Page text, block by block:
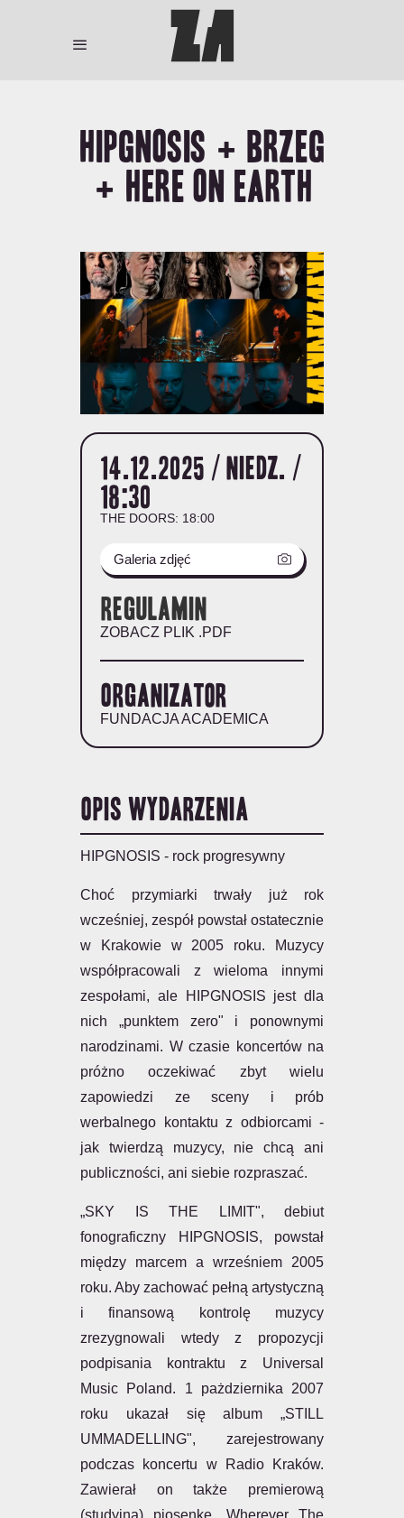
Hipgnosis + Brzeg
+ Here on Earth
14.12.2025 / niedz. /
18:30
THE DOORS: 18:00
Galeria zdjęć
Regulamin
ZOBACZ PLIK .PDF
Organizator
FUNDACJA ACADEMICA
OPIS WYDARZENIA
HIPGNOSIS - rock progresywny
Choć przymiarki trwały już rok
wcześniej, zespół powstał ostatecznie
w Krakowie w 2005 roku. Muzycy
współpracowali z wieloma innymi
zespołami, ale HIPGNOSIS jest dla
nich „punktem zero" i ponownymi
narodzinami. W czasie koncertów na
próżno oczekiwać zbyt wielu
zapowiedzi ze sceny i prób
werbalnego kontaktu z odbiorcami -
jak twierdzą muzycy, nie chcą ani
publiczności, ani siebie rozpraszać.
„SKY IS THE LIMIT", debiut
fonograficzny HIPGNOSIS, powstał
między marcem a wrześniem 2005
roku. Aby zachować pełną artystyczną
i finansową kontrolę muzycy
zrezygnowali wtedy z propozycji
podpisania kontraktu z Universal
Music Poland. 1 pażdziernika 2007
roku ukazał się album „STILL
UMMADELLING", zarejestrowany
podczas koncertu w Radio Kraków.
Zawierał on także premierową
(studyjną) piosenkę „Wherever The